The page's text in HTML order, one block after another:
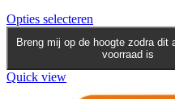
Opties selecteren
product
heeft
meerdere
Deze
Breng mij op de hoogte zodra dit
voorraad is
Quick view